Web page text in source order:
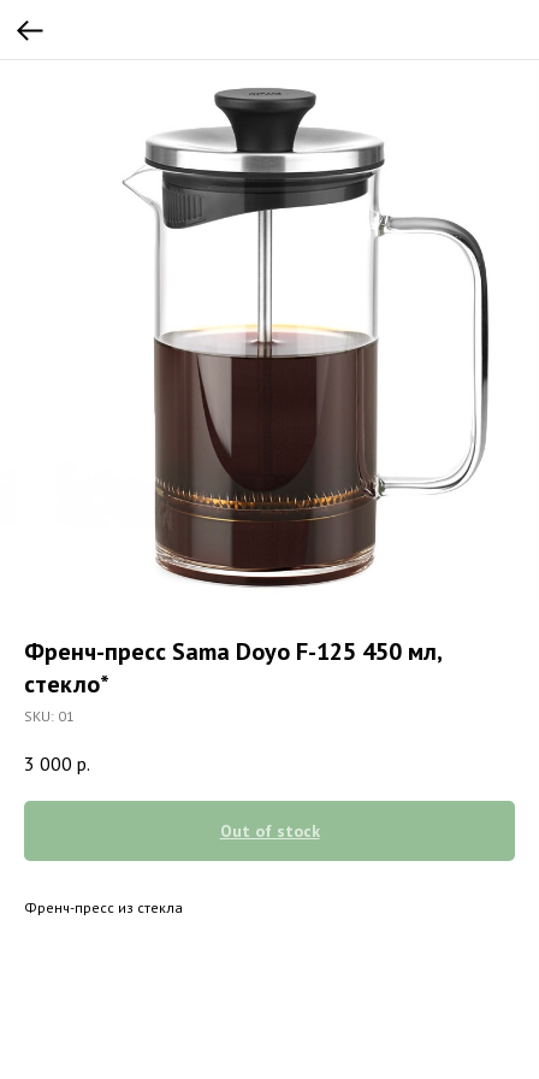
Френч-пресс Sama Doyo F-125 450 мл,
стекло*
SKU: 01
3 000 р.
Out of stock
Френч-пресс из стекла